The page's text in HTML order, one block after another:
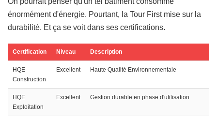
énormément d'énergie. Pourtant, la Tour First mise sur la
durabilité. Et ça se voit dans ses certifications.
Certification Niveau Description
HQE
Construction
Excellent Haute Qualité Environnementale
HQE
Exploitation
Excellent Gestion durable en phase d'utilisation